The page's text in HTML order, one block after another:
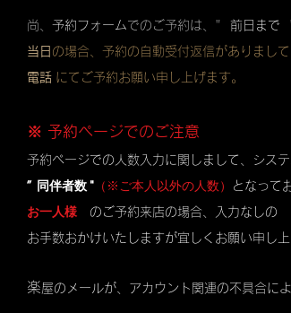
尚、 予約フォームでのご予約は、" 前日まで
当日 の場合、予約の自動受付返信がありまし
電話 にてご予約お願い申し上げます。
※ 予約ページでのご注意
予約ページでの人数入力に関しまして、シス
” 同伴者数 " （※ご本人以外の人数） となって
お一人様 のご予約来店の場合、入力なしの
お手数おかけいたしますが宜しくお願い申し
楽屋のメールが、アカウント関連の不具合によ